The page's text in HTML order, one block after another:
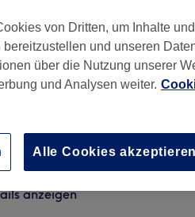
Details anzeigen
anzeigen
von Dritten, um Inhalte
und unseren
über die Nutzung unserer
und Analysen weiter.
Alle Cookies akzeptieren